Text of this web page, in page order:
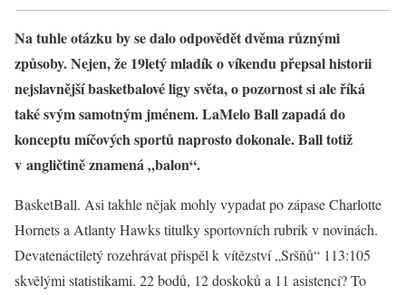
Na tuhle otázku by se dalo odpovědět dvěma různými
způsoby. Nejen, že 19letý mladík o víkendu přepsal historii
nejslavnější basketbalové ligy světa, o pozornost si ale říká
také svým samotným jménem. LaMelo Ball zapadá do
konceptu míčových sportů naprosto dokonale. Ball totiž
v angličtině znamená „balon“.
BasketBall. Asi takhle nějak mohly vypadat po zápase Charlotte
Hornets a Atlanty Hawks titulky sportovních rubrik v novinách.
Devatenáctiletý rozehrávat přispěl k vítězství „Sršňů“ 113:105
skvělými statistikami. 22 bodů, 12 doskoků a 11 asistencí? To